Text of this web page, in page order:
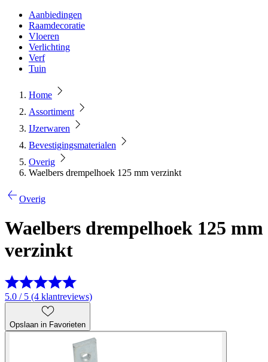
Aanbiedingen
Raamdecoratie
Vloeren
Verlichting
Verf
Tuin
Home
Assortiment
IJzerwaren
Bevestigingsmaterialen
Overig
Waelbers drempelhoek 125 mm verzinkt
Overig
Waelbers drempelhoek 125 mm
verzinkt
5.0 / 5 (4 klantreviews)
Opslaan in Favorieten